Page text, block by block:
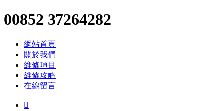
00852 37264282
網站首頁
關於我們
維修項目
維修攻略
在線留言
